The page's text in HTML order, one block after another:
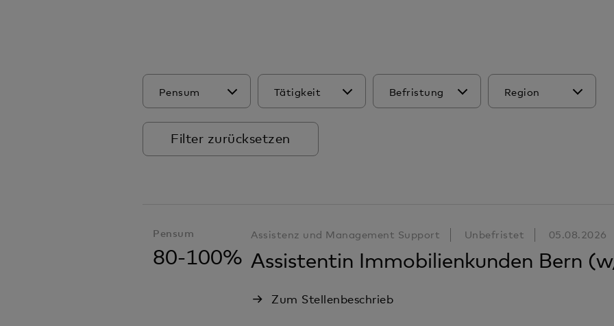
Pensum Tätigkeit Befristung Region
Filter zurücksetzen
Pensum
80-100%
Assistenz und Management Support Unbefristet 05.08.2026
Assistentin Immobilienkunden Bern
Zum Stellenbeschrieb